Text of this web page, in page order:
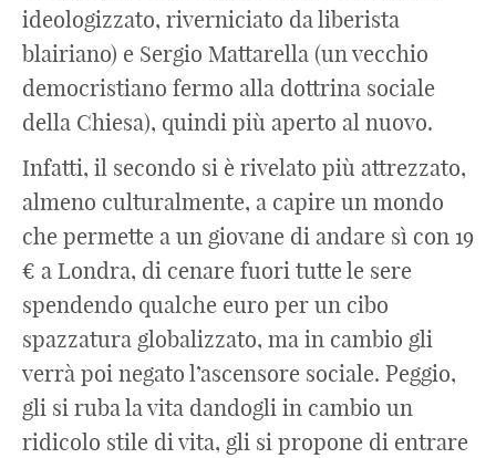
ideologizzato, riverniciato da liberista
blairiano) e Sergio Mattarella (un vecchio
democristiano fermo alla dottrina sociale
della Chiesa), quindi più aperto al nuovo.
Infatti, il secondo si è rivelato più attrezzato,
almeno culturalmente, a capire un mondo
che permette a un giovane di andare sì con 19
€ a Londra, di cenare fuori tutte le sere
spendendo qualche euro per un cibo
spazzatura globalizzato, ma in cambio gli
verrà poi negato l’ascensore sociale. Peggio,
gli si ruba la vita dandogli in cambio un
ridicolo stile di vita, gli si propone di entrare